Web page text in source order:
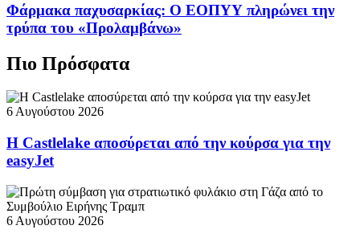
Φάρμακα παχυσαρκίας: Ο ΕΟΠΥΥ πληρώνει την
τρύπα του «Προλαμβάνω»
Πιο Πρόσφατα
6 Αυγούστου 2026
Η Castlelake αποσύρεται από την κούρσα για την
easyJet
6 Αυγούστου 2026